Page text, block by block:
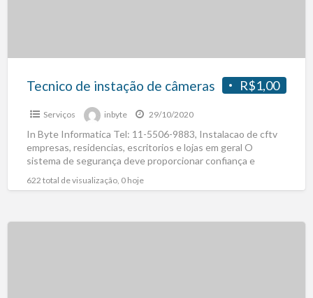
R$1,00
Tecnico de instação de câmeras
Serviços inbyte 29/10/2020
In Byte Informatica Tel: 11-5506-9883, Instalacao de cftv
empresas, residencias, escritorios e lojas em geral O
sistema de segurança deve proporcionar confiança e
622 total de visualização, 0 hoje